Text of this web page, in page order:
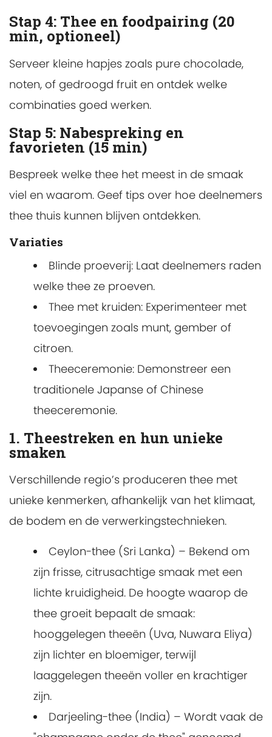
Stap 4: Thee en foodpairing (20
min, optioneel)
Serveer kleine hapjes zoals pure chocolade,
noten, of gedroogd fruit en ontdek welke
combinaties goed werken.
Stap 5: Nabespreking en
favorieten (15 min)
Bespreek welke thee het meest in de smaak
viel en waarom. Geef tips over hoe deelnemers
thee thuis kunnen blijven ontdekken.
Variaties
Blinde proeverij: Laat deelnemers raden
welke thee ze proeven.
Thee met kruiden: Experimenteer met
toevoegingen zoals munt, gember of
citroen.
Theeceremonie: Demonstreer een
traditionele Japanse of Chinese
theeceremonie.
1. Theestreken en hun unieke
smaken
Verschillende regio’s produceren thee met
unieke kenmerken, afhankelijk van het klimaat,
de bodem en de verwerkingstechnieken.
Ceylon-thee (Sri Lanka) – Bekend om
zijn frisse, citrusachtige smaak met een
lichte kruidigheid. De hoogte waarop de
thee groeit bepaalt de smaak:
hooggelegen theeën (Uva, Nuwara Eliya)
zijn lichter en bloemiger, terwijl
laaggelegen theeën voller en krachtiger
zijn.
Darjeeling-thee (India) – Wordt vaak de